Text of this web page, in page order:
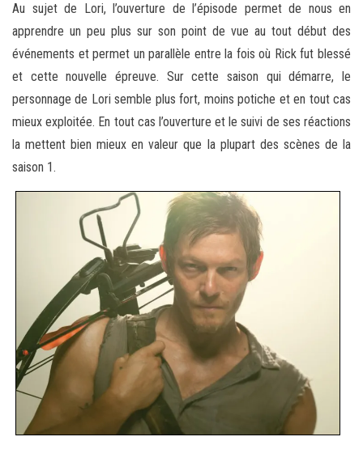
Au sujet de Lori, l’ouverture de l’épisode permet de nous en
apprendre un peu plus sur son point de vue au tout début des
événements et permet un parallèle entre la fois où Rick fut blessé
et cette nouvelle épreuve. Sur cette saison qui démarre, le
personnage de Lori semble plus fort, moins potiche et en tout cas
mieux exploitée. En tout cas l’ouverture et le suivi de ses réactions
la mettent bien mieux en valeur que la plupart des scènes de la
saison 1.